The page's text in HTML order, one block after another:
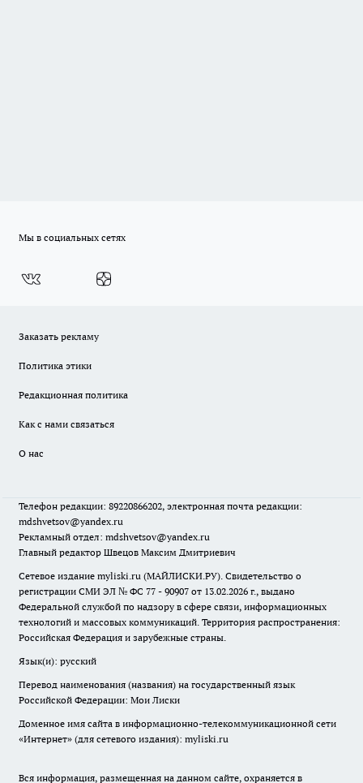
Мы в социальных сетях
Заказать рекламу
Политика этики
Редакционная политика
Как с нами связаться
О нас
Телефон редакции: 89220866202, электронная почта редакции:
mdshvetsov@yandex.ru
Рекламный отдел: mdshvetsov@yandex.ru
Главный редактор Швецов Максим Дмитриевич
Сетевое издание myliski.ru (МАЙЛИСКИ.РУ). Свидетельство о
регистрации СМИ ЭЛ № ФС 77 - 90907 от 13.02.2026 г., выдано
Федеральной службой по надзору в сфере связи, информационных
технологий и массовых коммуникаций. Территория распространения:
Российская Федерация и зарубежные страны.
Язык(и): русский
Перевод наименования (названия) на государственный язык
Российской Федерации: Мои Лиски
Доменное имя сайта в информационно-телекоммуникационной сети
«Интернет» (для сетевого издания): myliski.ru
Вся информация, размещенная на данном сайте, охраняется в